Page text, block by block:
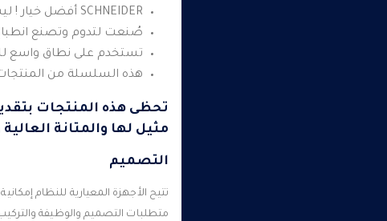
SCHNEIDER أفضل خيار ! ليس هناك قلق بشأن التفاصيل ففهو ضروري لتحقيق نتيجة مثالية.
صُنعت لتدوم وتصنع
تستخدم على نطاق واسع
هذه السلسلة من
تحظى هذه المنتجات
مثيل لها والمتانة
التصميم
تتيح الأجهزة المعيارية للنظام
متطلبات التصميم والوظيفة